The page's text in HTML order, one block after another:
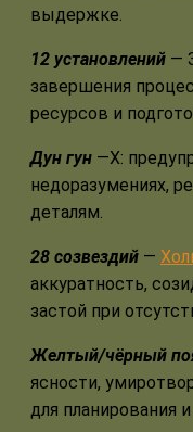
выдержке.
12 установлений —
завершения
ресурсов и
Дун гун —Х:
недоразумениях,
деталям.
28 созвездий —
аккуратность,
застой при
Желтый/чёрный
ясности,
для планирования и